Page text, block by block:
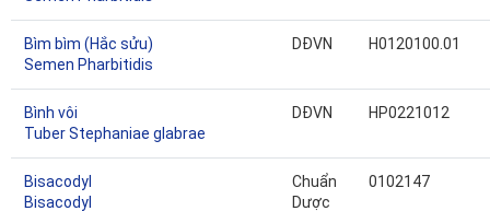
Bìm bìm (Hắc sửu)
Semen Pharbitidis
DĐVN H0120100.01
Bình vôi
Tuber Stephaniae glabrae
DĐVN HP0221012
Bisacodyl
Bisacodyl
Chuẩn
Dược
0102147